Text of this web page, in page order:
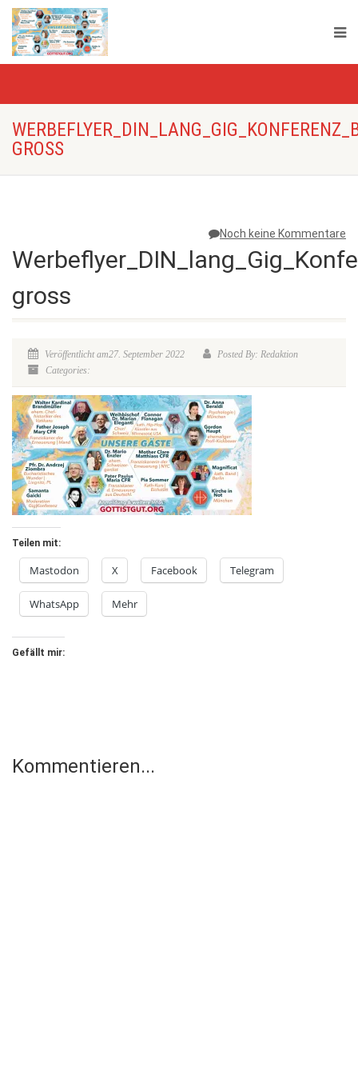
GROSS
Noch keine Kommentare
gross
Veröffentlicht am27. September 2022
Posted By: Redaktion
Categories:
Teilen mit:
Mastodon X Facebook Telegram
WhatsApp Mehr
Gefällt mir:
Kommentieren...